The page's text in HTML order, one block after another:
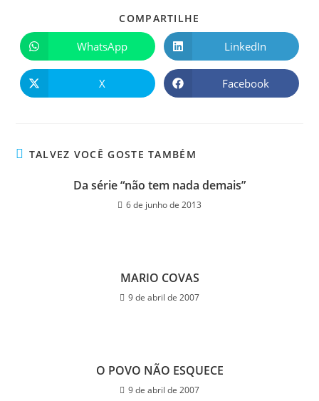
COMPARTILHE
WhatsApp LinkedIn
X Facebook
TALVEZ VOCÊ GOSTE TAMBÉM
Da série “não tem nada demais”
6 de junho de 2013
MARIO COVAS
9 de abril de 2007
O POVO NÃO ESQUECE
9 de abril de 2007